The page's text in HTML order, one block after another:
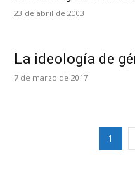
23 de abril de 2003
La ideología de
7 de marzo de 2017
1